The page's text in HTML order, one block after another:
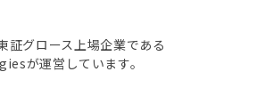
証グロース上場企業である
が運営しています。